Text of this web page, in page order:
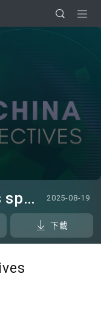
Visa-free, tax policies spark inbound tourism boom 2025-08-19
下載